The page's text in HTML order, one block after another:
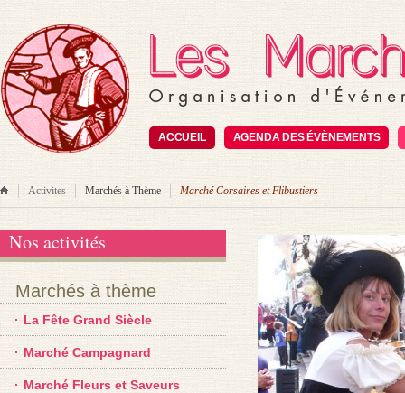
ACCUEIL AGENDA DES ÉVÈNEMENTS
Activites Marchés à Thème Marché Corsaires et Flibustiers
Nos activités
Marchés à thème
La Fête Grand Siècle
Marché Campagnard
Marché Fleurs et Saveurs